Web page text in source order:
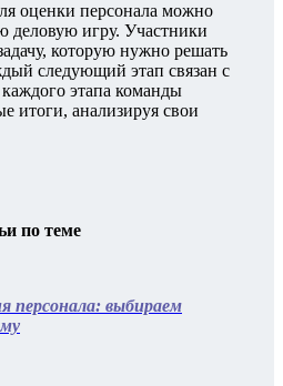
оценки персонала можно
деловую игру. Участники
которую нужно решать
следующий этап связан с
этапа команды
итоги, анализируя свои
по теме
персонала: выбираем